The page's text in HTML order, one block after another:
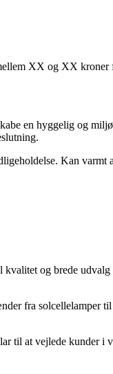
XX og XX kroner
en hyggelig og
Kan varmt
og brede
fra solcellelamper
til at vejlede kunder i